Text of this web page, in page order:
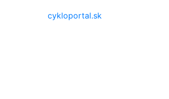
cykloportal.sk